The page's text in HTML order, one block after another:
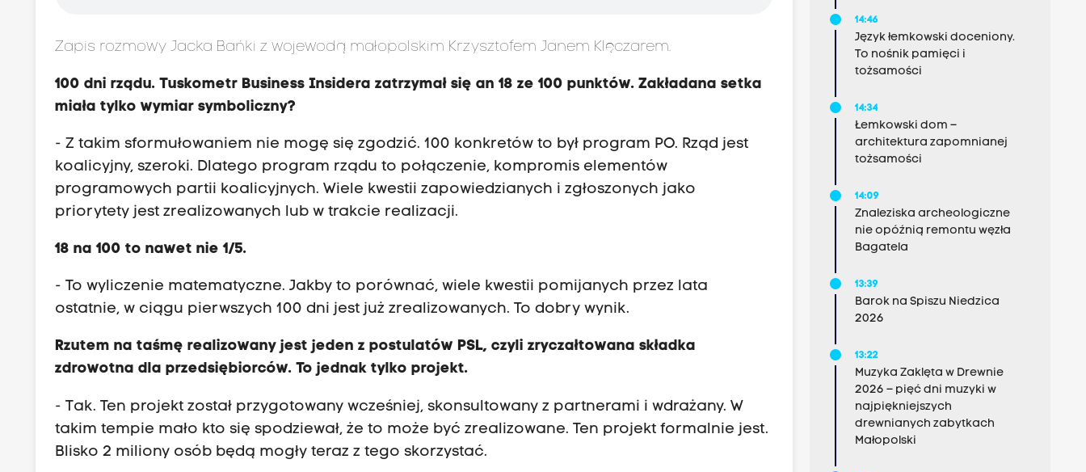
Zapis rozmowy Jacka Bańki z wojewodą małopolskim Krzysztofem Janem Klęczarem.
100 dni rządu. Tuskometr Business Insidera zatrzymał się an 18 ze 100 punktów. Zakładana setka
miała tylko wymiar symboliczny?
- Z takim sformułowaniem nie mogę się zgodzić. 100 konkretów to był program PO. Rząd jest
koalicyjny, szeroki. Dlatego program rządu to połączenie, kompromis elementów
programowych partii koalicyjnych. Wiele kwestii zapowiedzianych i zgłoszonych jako
priorytety jest zrealizowanych lub w trakcie realizacji.
18 na 100 to nawet nie 1/5.
- To wyliczenie matematyczne. Jakby to porównać, wiele kwestii pomijanych przez lata
ostatnie, w ciągu pierwszych 100 dni jest już zrealizowanych. To dobry wynik.
Rzutem na taśmę realizowany jest jeden z postulatów PSL, czyli zryczałtowana składka
zdrowotna dla przedsiębiorców. To jednak tylko projekt.
- Tak. Ten projekt został przygotowany wcześniej, skonsultowany z partnerami i wdrażany. W
takim tempie mało kto się spodziewał, że to może być zrealizowane. Ten projekt formalnie jest.
Blisko 2 miliony osób będą mogły teraz z tego skorzystać.
14:46
Język łemkowski doceniony.
To nośnik pamięci i
tożsamości
14:34
Łemkowski dom –
architektura zapomnianej
tożsamości
14:09
Znaleziska archeologiczne
nie opóźnią remontu węzła
Bagatela
13:39
Barok na Spiszu Niedzica
2026
13:22
Muzyka Zaklęta w Drewnie
2026 – pięć dni muzyki w
najpiękniejszych
drewnianych zabytkach
Małopolski